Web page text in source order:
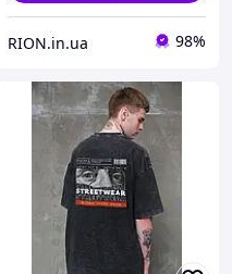
RION.in.ua 98%